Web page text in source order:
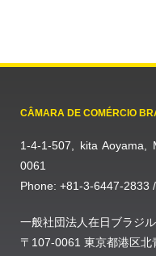
CÂMARA DE COMÉRCIO
1-4-1-507, kita Aoyama,
0061
Phone: +81-3-6447-2833
一般社団法人在日ブラジ
〒107-0061 東京都港区